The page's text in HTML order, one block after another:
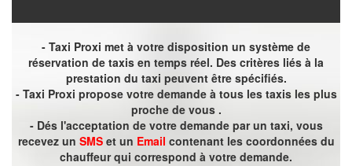
- Taxi Proxi met à votre disposition un système de
réservation de taxis en temps réel. Des critères liés à la
prestation du taxi peuvent être spécifiés.
- Taxi Proxi propose votre demande à tous les taxis les plus
proche de vous .
- Dés l'acceptation de votre demande par un taxi, vous
recevez un SMSet un Email contenant les coordonnées du
chauffeur qui correspond à votre demande.